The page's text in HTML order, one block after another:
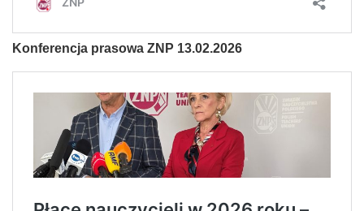
Konferencja prasowa ZNP 13.02.2026